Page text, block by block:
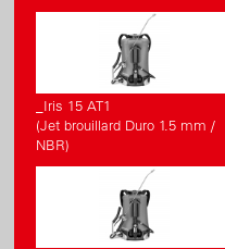
_Iris 15 AT1
(Jet brouillard Duro 1.5 mm /
NBR)